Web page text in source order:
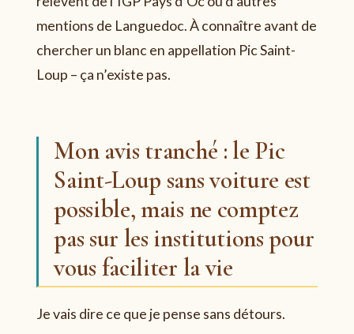
mentions de Languedoc. À connaître avant de
chercher un blanc en appellation Pic Saint-
Loup – ça n’existe pas.
Mon avis tranché : le Pic
Saint-Loup sans voiture est
possible, mais ne comptez
pas sur les institutions pour
vous faciliter la vie
Je vais dire ce que je pense sans détours.